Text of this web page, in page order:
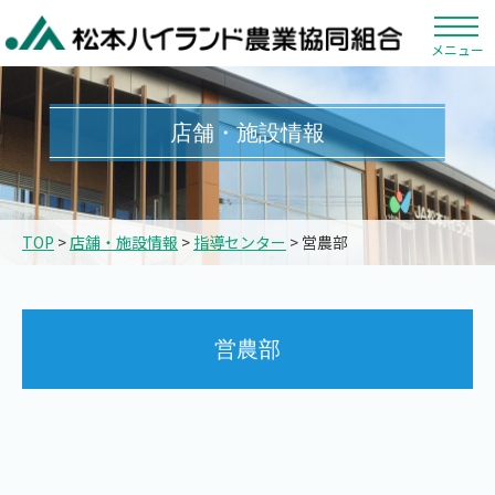
メニュー
店舗・施設情報
TOP >店舗・施設情報 > 指導センター > 営農部
営農部